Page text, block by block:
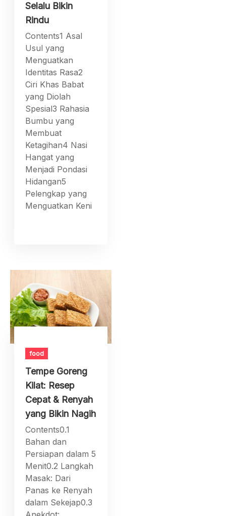
Selalu Bikin
Rindu
Contents1 Asal
Usul yang
Menguatkan
Identitas Rasa2
Ciri Khas Babat
yang Diolah
Spesial3 Rahasia
Bumbu yang
Membuat
Ketagihan4 Nasi
Hangat yang
Menjadi Pondasi
Hidangan5
Pelengkap yang
Menguatkan Keni
food
Tempe Goreng
Kilat: Resep
Cepat & Renyah
yang Bikin Nagih
Contents0.1
Bahan dan
Persiapan dalam 5
Menit0.2 Langkah
Masak: Dari
Panas ke Renyah
dalam Sekejap0.3